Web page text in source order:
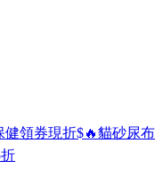
健領券現折$🔥貓砂尿布